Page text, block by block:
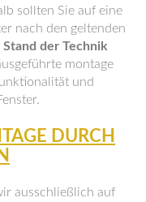
sollten Sie auf eine
nach den geltenden
der Technik
montage
und
DURCH
ausschließlich auf